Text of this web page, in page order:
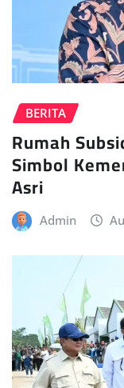
BERITA
Rumah
Simbol
Asri
Admin